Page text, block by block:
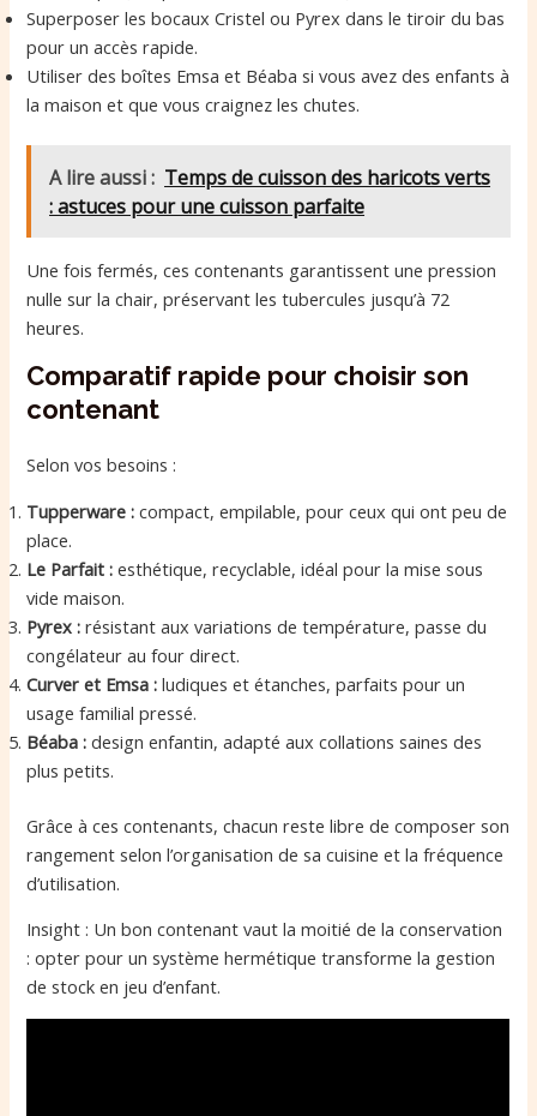
Superposer les bocaux Cristel ou Pyrex dans le tiroir du bas
pour un accès rapide.
Utiliser des boîtes Emsa et Béaba si vous avez des enfants à
la maison et que vous craignez les chutes.
A lire aussi : Temps de cuisson des haricots verts
: astuces pour une cuisson parfaite
Une fois fermés, ces contenants garantissent une pression
nulle sur la chair, préservant les tubercules jusqu’à 72
heures.
Comparatif rapide pour choisir son
contenant
Selon vos besoins :
Tupperware : compact, empilable, pour ceux qui ont peu de
place.
Le Parfait : esthétique, recyclable, idéal pour la mise sous
vide maison.
Pyrex : résistant aux variations de température, passe du
congélateur au four direct.
Curver et Emsa : ludiques et étanches, parfaits pour un
usage familial pressé.
Béaba : design enfantin, adapté aux collations saines des
plus petits.
Grâce à ces contenants, chacun reste libre de composer son
rangement selon l’organisation de sa cuisine et la fréquence
d’utilisation.
Insight : Un bon contenant vaut la moitié de la conservation
: opter pour un système hermétique transforme la gestion
de stock en jeu d’enfant.